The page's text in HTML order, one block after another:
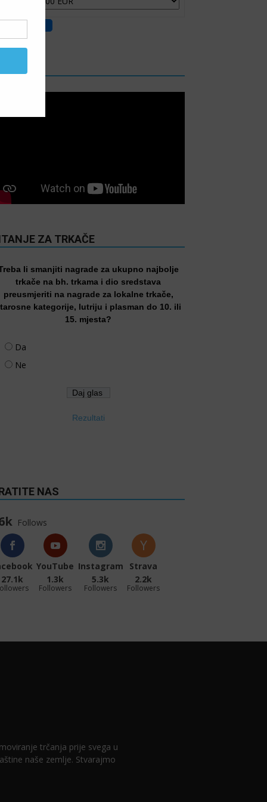
ZA TRKAČE
li smanjiti nagrade za ukupno najbolje
trkače na bh. trkama i dio sredstava
preusmjeriti na nagrade za lokalne trkače,
kategorije, lutriju i plasman do 10. ili
15. mjesta?
Da
Ne
Rezultati
NAS
Follows
27.1k
YouTube
1.3k
Followers
Instagram
5.3k
Followers
Strava
2.2k
Followers
trčanja prije svega u
naše zemlje. Stvarajmo